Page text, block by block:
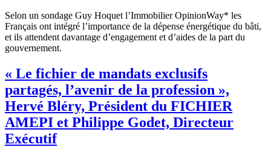
Selon un sondage Guy Hoquet l’Immobilier OpinionWay* les
Français ont intégré l’importance de la dépense énergétique du bâti,
et ils attendent davantage d’engagement et d’aides de la part du
gouvernement.
« Le fichier de mandats exclusifs
partagés, l’avenir de la profession »,
Hervé Bléry, Président du FICHIER
AMEPI et Philippe Godet, Directeur
Exécutif